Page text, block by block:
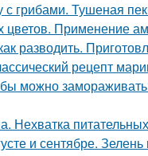
с грибами. Тушеная
Применение
разводить.
рецепт
можно
Нехватка
и сентябре.